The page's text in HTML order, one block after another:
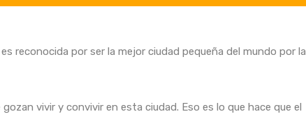
reconocida por ser la mejor ciudad pequeña del mundo por la
vivir y convivir en esta ciudad. Eso es lo que hace que el